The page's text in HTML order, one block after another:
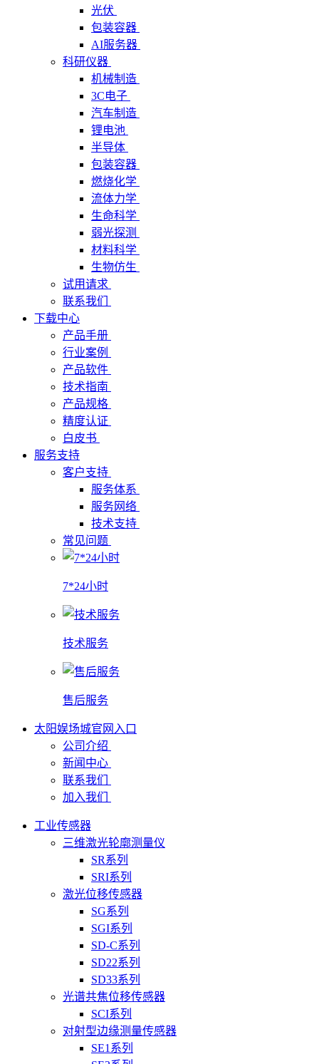
光伏
包装容器
AI服务器
科研仪器
机械制造
3C电子
汽车制造
锂电池
半导体
包装容器
燃烧化学
流体力学
生命科学
弱光探测
材料科学
生物仿生
试用请求
联系我们
下载中心
产品手册
行业案例
产品软件
技术指南
产品规格
精度认证
白皮书
服务支持
客户支持
服务体系
服务网络
技术支持
常见问题
7*24小时
技术服务
售后服务
太阳娱场城官网入口
公司介绍
新闻中心
联系我们
加入我们
工业传感器
三维激光轮廓测量仪
SR系列
SRI系列
激光位移传感器
SG系列
SGI系列
SD-C系列
SD22系列
SD33系列
光谱共焦位移传感器
SCI系列
对射型边缘测量传感器
SE1系列